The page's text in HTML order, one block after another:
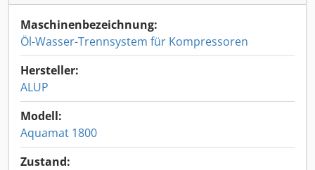
Maschinenbezeichnung:
Öl-Wasser-Trennsystem für Kompressoren
Hersteller:
ALUP
Modell:
Aquamat 1800
Zustand: